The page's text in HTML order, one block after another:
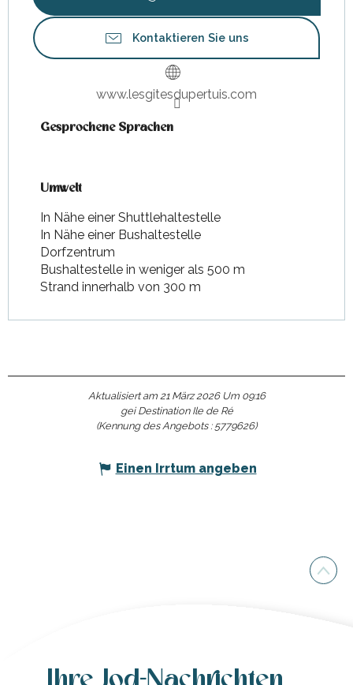
Kontaktieren Sie uns
www.lesgitesdupertuis.com
Gesprochene Sprachen
Gesprochene Sprachen
Umwelt
Umwelt
In Nähe einer Shuttlehaltestelle
In Nähe einer Bushaltestelle
Dorfzentrum
Bushaltestelle in weniger als 500 m
Strand innerhalb von 300 m
Aktualisiert am 21 März 2026 Um 09:16
gei Destination Ile de Ré
(Kennung des Angebots : 5779626)
Einen Irrtum angeben